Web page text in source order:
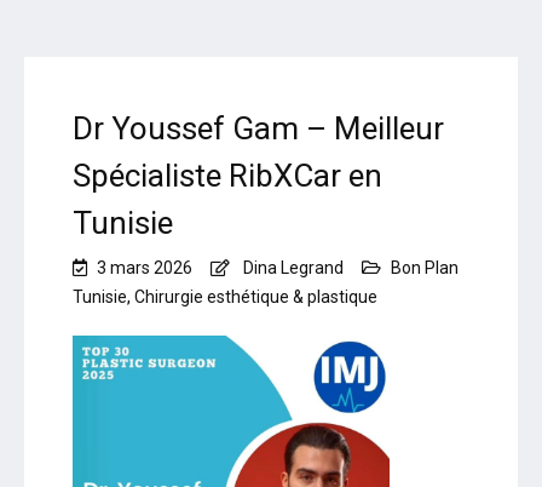
Dr Youssef Gam – Meilleur
Spécialiste RibXCar en
Tunisie
3 mars 2026 Dina Legrand
Bon Plan
Tunisie, Chirurgie esthétique & plastique